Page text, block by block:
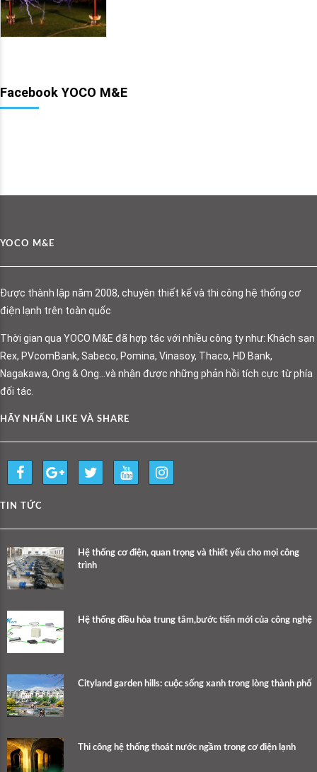
Facebook YOCO M&E
YOCO M&E
Được thành lập năm 2008, chuyên thiết kế và thi công hệ thống cơ
điện lạnh trên toàn quốc
Thời gian qua YOCO M&E đã hợp tác với nhiều công ty như: Khách sạn
Rex, PVcomBank, Sabeco, Pomina, Vinasoy, Thaco, HD Bank,
Nagakawa, Ong & Ong…và nhận được những phản hồi tích cực từ phía
đối tác.
HÃY NHẤN LIKE VÀ SHARE
TIN TỨC
Hệ thống cơ điện, quan trọng và thiết yếu cho mọi công
trình
Hệ thống điều hòa trung tâm,bước tiến mới của công nghệ
Cityland garden hills: cuộc sống xanh trong lòng thành phố
Thi công hệ thống thoát nước ngầm trong cơ điện lạnh